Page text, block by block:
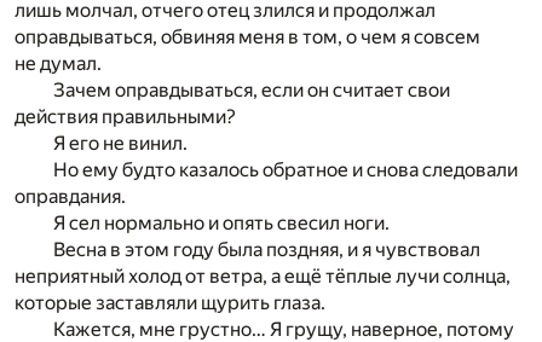
лишь молчал, отчего отец злился и продолжал
оправдываться, обвиняя меня в том, о чем я совсем
не думал.
Зачем оправдываться, если он считает свои
действия правильными?
Я его не винил.
Но ему будто казалось обратное и снова следовали
оправдания.
Я сел нормально и опять свесил ноги.
Весна в этом году была поздняя, и я чувствовал
неприятный холод от ветра, а ещё тёплые лучи солнца,
которые заставляли щурить глаза.
Кажется, мне грустно… Я грущу, наверное, потому